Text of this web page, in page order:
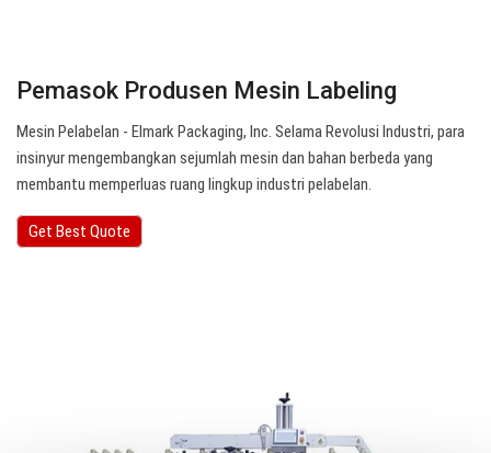
Pemasok Produsen Mesin Labeling
Mesin Pelabelan - Elmark Packaging, Inc. Selama Revolusi Industri, para
insinyur mengembangkan sejumlah mesin dan bahan berbeda yang
membantu memperluas ruang lingkup industri pelabelan.
Get Best Quote